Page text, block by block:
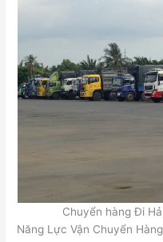
Chuyển hàng Đi
Năng Lực Vận Chuyển